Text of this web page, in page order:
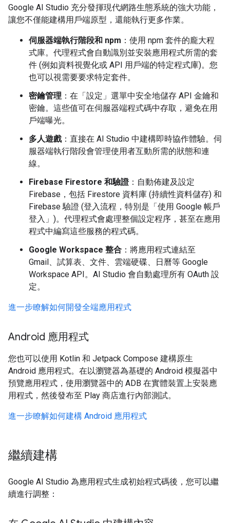
Google AI Studio 充分發揮現代網路生態系統的強大功能，
讓您不僅能建構用戶端原型，還能執行更多作業。
伺服器端執行階段和 npm ：使用 npm 套件的龐大程
式庫。代理程式會自動識別並安裝應用程式所需的套
件 (例如資料視覺化或 API 用戶端的特定程式庫)。您
也可以視需要要求特定套件。
密鑰管理 ：在「設定」 選單中安全地儲存 API 金鑰和
密鑰。這些值可在伺服器端程式碼中存取，避免在用
戶端曝光。
多人遊戲：直接在 AI Studio 中建構即時協作體驗。伺
服器端執行階段會管理使用者互動所需的狀態和連
線。
Firebase Firestore 和驗證：自動佈建及設定
Firebase，包括 Firestore 資料庫 (持續性資料儲存) 和
Firebase 驗證 (登入流程，特別是「使用 Google 帳戶
登入」)。代理程式會處理整個設定程序，甚至在應用
程式中編寫這些服務的程式碼。
Google Workspace 整合 ：將應用程式連結至
Gmail、試算表、文件、雲端硬碟、日曆等 Google
Workspace API。AI Studio 會自動處理所有 OAuth 設
定。
進一步瞭解如何開發全端應用程式
Android 應用程式
您也可以使用 Kotlin 和 Jetpack Compose 建構原生
Android 應用程式。在以瀏覽器為基礎的 Android 模擬器中
預覽應用程式，使用瀏覽器中的 ADB 在實體裝置上安裝應
用程式，然後發布至 Play 商店進行內部測試。
進一步瞭解如何建構 Android 應用程式
繼續建構
Google AI Studio 為應用程式生成初始程式碼後，您可以繼
續進行調整：